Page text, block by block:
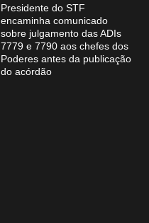
Presidente do STF
encaminha comunicado
sobre julgamento das ADIs
7779 e 7790 aos chefes dos
Poderes antes da publicação
do acórdão